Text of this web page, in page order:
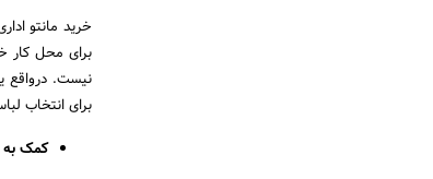
خرید مانتو
برای محل کار
نیست. درواقع
برای انتخاب
کمک به